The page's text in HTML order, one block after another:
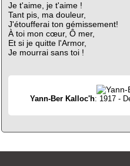
Je t'aime, je t'aime !
Tant pis, ma douleur,
J'étoufferai ton gémissement!
À toi mon cœur, Ô mer,
Et si je quitte l'Armor,
Je mourrai sans toi !
Yann-Ber Kalloc'h: 1917 -